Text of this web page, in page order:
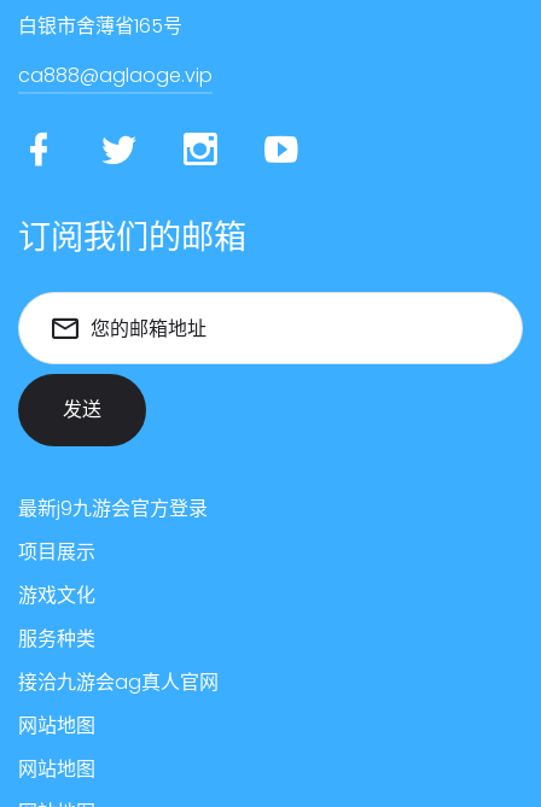
白银市舍薄省165号
ca888@aglaoge.vip
订阅我们的邮箱
您的邮箱地址
发送
最新j9九游会官方登录
项目展示
游戏文化
服务种类
接洽九游会ag真人官网
网站地图
网站地图